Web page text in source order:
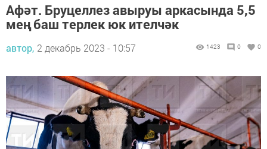
Афәт. Бруцеллез авыруы аркасында 5,5
мең баш терлек юк ителчәк
автор, 2 декабрь 2023 - 10:57 1423 0 0